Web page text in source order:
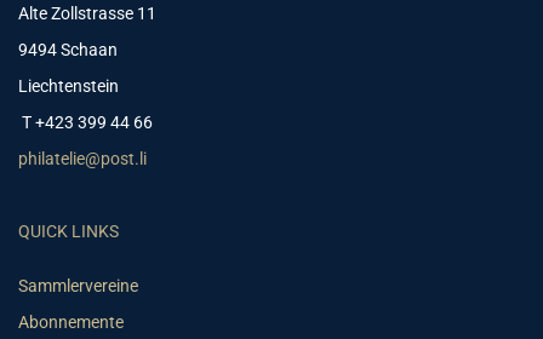
Alte Zollstrasse 11
9494 Schaan
Liechtenstein
T +423 399 44 66
philatelie@post.li
QUICK LINKS
Sammlervereine
Abonnemente